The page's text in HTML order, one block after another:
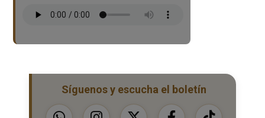
Síguenos y escucha el boletín